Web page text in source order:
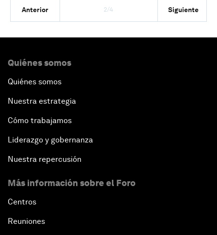
Anterior 2/4 Siguiente
Quiénes somos
Quiénes somos
Nuestra estrategia
Cómo trabajamos
Liderazgo y gobernanza
Nuestra repercusión
Más información sobre el Foro
Centros
Reuniones